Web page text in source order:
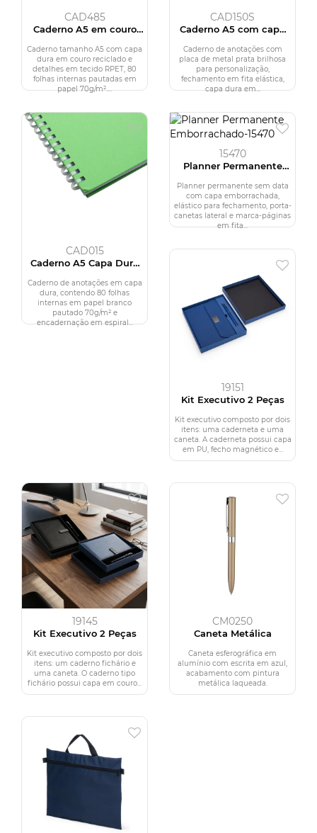
CAD485
Caderno A5 em couro
Caderno tamanho A5 com capa
dura em couro reciclado e
detalhes em tecido RPET, 80
folhas internas pautadas em
papel 70g/m²....
CAD150S
Caderno A5 com capa
Caderno de anotações com
placa de metal prata brilhosa
para personalização,
fechamento em fita elástica,
capa dura em...
CAD015
Caderno A5 Capa Dura
Caderno de anotações em capa
dura, contendo 80 folhas
internas em papel branco
pautado 70g/m² e
encadernação em espiral...
15470
Planner Permanente
Planner permanente sem data
com capa emborrachada,
elástico para fechamento, porta-
canetas lateral e marca-páginas
em fita...
19151
Kit Executivo 2 Peças
Kit executivo composto por dois
itens: uma caderneta e uma
caneta. A caderneta possui capa
em PU, fecho magnético e...
19145
Kit Executivo 2 Peças
Kit executivo composto por dois
itens: um caderno fichário e
uma caneta. O caderno tipo
fichário possui capa em couro...
CM0250
Caneta Metálica
Caneta esferográfica em
alumínio com escrita em azul,
acabamento com pintura
metálica laqueada.